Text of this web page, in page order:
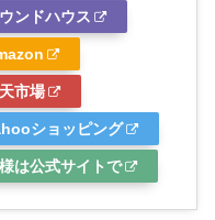
ンドハウス
市場
ショッピング
は公式サイトで